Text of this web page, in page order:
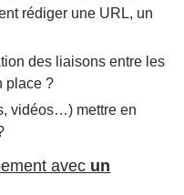
rédiger une URL, un
des liaisons entre les
place ?
vidéos…) mettre en
avec un